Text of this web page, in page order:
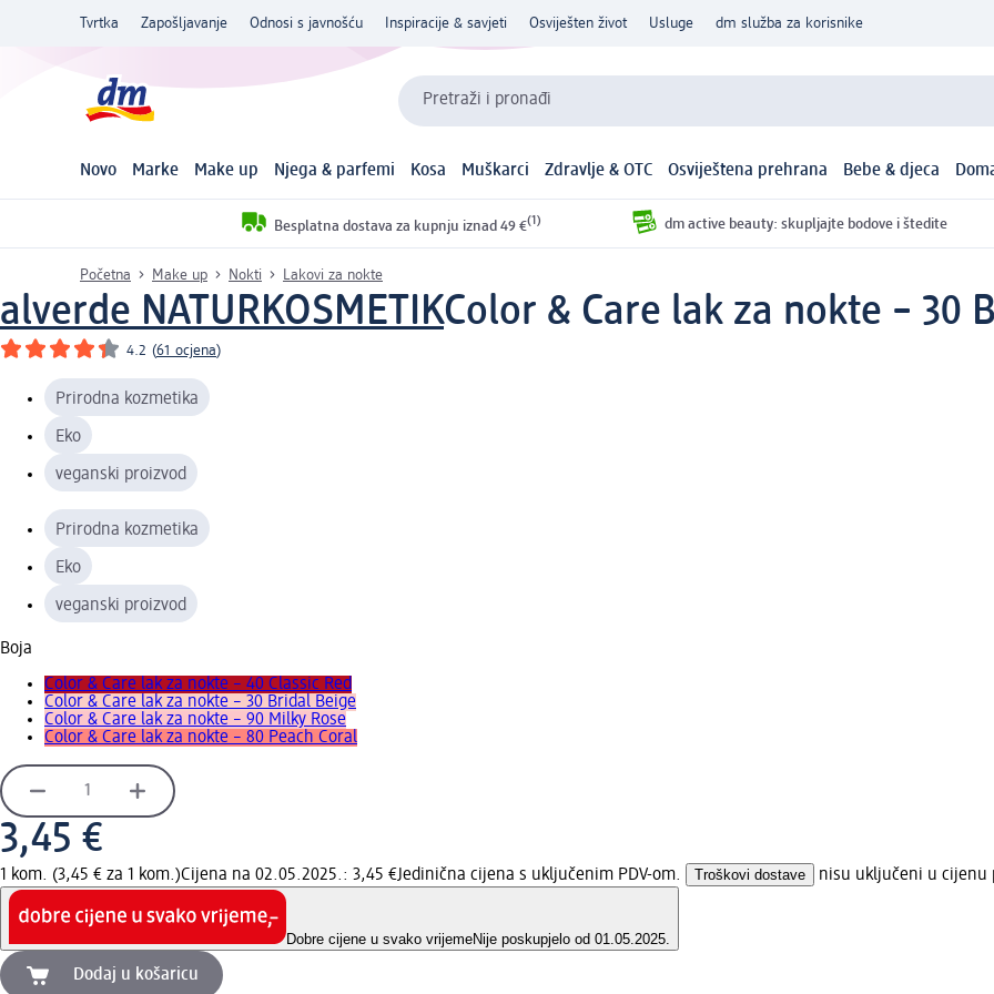
Tvrtka Zapošljavanje Odnosi s javnošću Inspiracije & savjeti Osviješten život Usluge dm služba za korisnike
Pretraži i pronađi
Novo Marke Make up Njega & parfemi Kosa Muškarci Zdravlje & OTC Osviještena prehrana Bebe & djeca
Besplatna dostava za kupnju iznad 49 €(1) dm active beauty: skupljajte bodove i štedite
Početna Make up Nokti Lakovi za nokte
alverde NATURKOSMETIKColor & Care lak za nokte – 30
4.2 (61 ocjena)
Prirodna kozmetika
Eko
veganski proizvod
Prirodna kozmetika
Eko
veganski proizvod
Boja
Color & Care lak za nokte – 40 Classic Red
Color & Care lak za nokte – 30 Bridal Beige
Color & Care lak za nokte – 90 Milky Rose
Color & Care lak za nokte – 80 Peach Coral
3,45 €
1 kom. (3,45 € za 1 kom.)Cijena na 02.05.2025.: 3,45 €Jedinična cijena s uključenim PDV-om. Troškovi dostave nisu uključeni u cijenu
Dobre cijene u svako vrijemeNije poskupjelo od 01.05.2025.
Dodaj u košaricu